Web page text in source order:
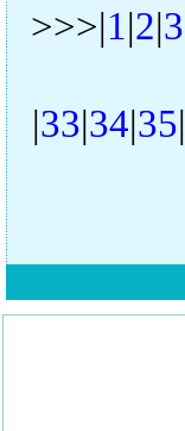
>>>|1|2|3
|33|34|35|